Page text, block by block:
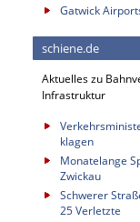
Gatwick
schiene.de
Aktuelles zu
Infrastruktur
klagen
Monatelange
Zwickau
Schwerer
25 Verletzte